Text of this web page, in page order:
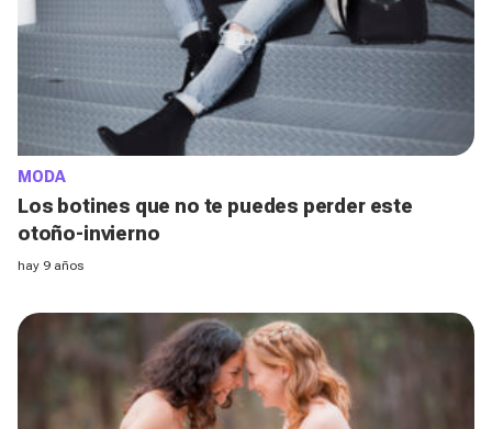
MODA
Los botines que no te puedes perder este
otoño-invierno
hay 9 años